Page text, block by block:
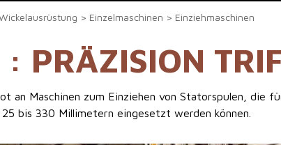
Einzelmaschinen Einziehmaschinen
PRÄZISION
an Maschinen zum Einziehen von Statorspulen, die
25 bis 330 Millimetern eingesetzt werden können.